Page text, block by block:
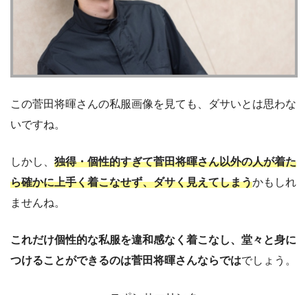
この菅田将暉さんの私服画像を見ても、ダサいとは思わな
いですね。
しかし、 独得・個性的すぎて菅田将暉さん以外の人が着た
ら確かに上手く着こなせず、ダサく見えてしまうかもしれ
ませんね。
これだけ個性的な私服を違和感なく着こなし、堂々と身に
つけることができるのは菅田将暉さんならではでしょう。